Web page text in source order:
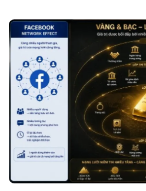
trì trên ngưỡng 4.000 USD/